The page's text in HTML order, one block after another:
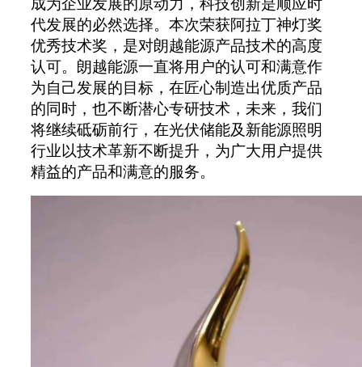
成为企业发展的原动力，科技创新是顺应时
代发展的必然选择。本次荣获阿拉丁神灯奖
优秀技术奖，是对朗越能源产品技术的高度
认可。朗越能源一直将用户的认可和满意作
为自己发展的目标，在匠心制造出优质产品
的同时，也不断潜心专研技术，未来，我们
将继续砥砺前行，在光伏储能及新能源照明
行业以技术革新不断提升，为广大用户提供
精益的产品和满意的服务。